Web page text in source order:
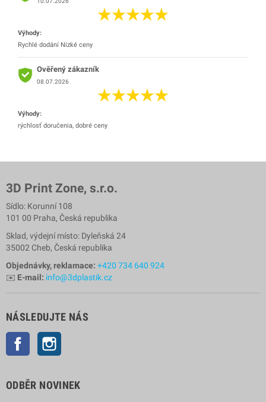
Výhody:
Rychlé dodání Nízké ceny
Ověřený zákazník
08.07.2026
Výhody:
rýchlosť doručenia, dobré ceny
3D Print Zone, s.r.o.
Sídlo: Korunní 108
101 00 Praha, Česká republika
Sklad, výdejní místo: Dyleňská 24
35002 Cheb, Česká republika
Objednávky, reklamace: +420 734 640 924
✉️ E-mail: info@3dplastik.cz
NÁSLEDUJTE NÁS
Facebook
ODBĚR NOVINEK